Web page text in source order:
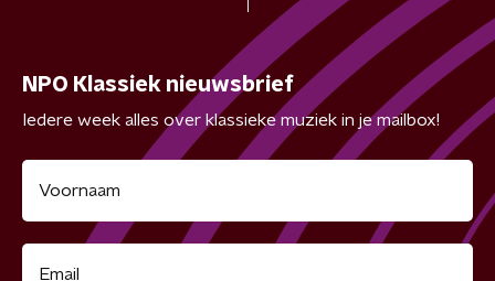
NPO Klassiek nieuwsbrief
Iedere week alles over klassieke muziek in je mailbox!